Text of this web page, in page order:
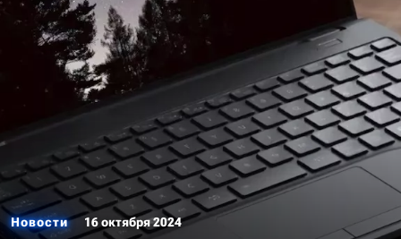
Новости 16 октября 2024